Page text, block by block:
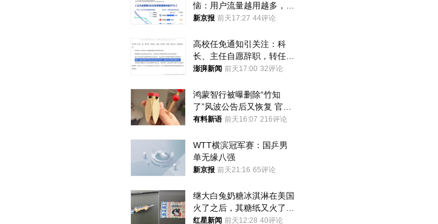
恼：用户流量越用越多，收
入却越来越少
新京报 前天17:27 44评论
高校任免通知引关注：科
长、主任自愿辞职，转任思
政辅导员
澎湃新闻 前天17:00 32评论
鸿蒙智行被曝删除“竹知
了”风波公告后又恢复 官媒
曾力挺：劝华为要大度的，
有料新语 前天16:07 216评论
WTT横滨冠军赛：国乒男
单无缘八强
新京报 前天21:16 65评论
继大白兔奶糖冰淇淋在美国
火了之后，其糖纸又火了！
海外博主盛赞：平面设计经
红星新闻 前天12:28 40评论